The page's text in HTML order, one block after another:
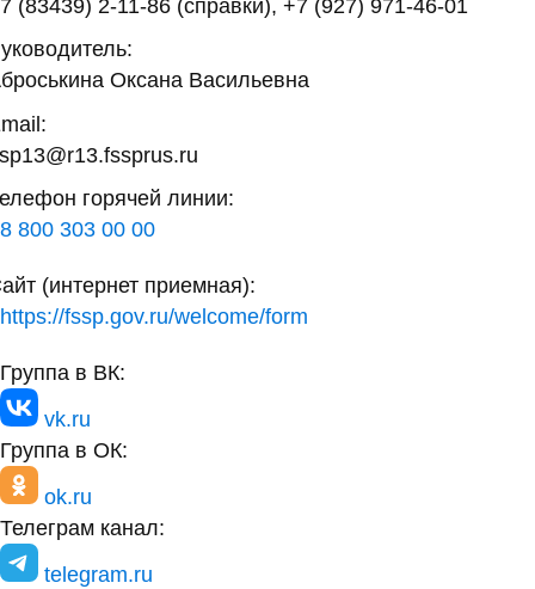
(83439) 2-11-86 (справки), +7 (927) 971-46-01
Оксана Васильевна
горячей линии:
8 800 303 00 00
(интернет приемная):
https://fssp.gov.ru/welcome/form
Группа в ВК:
vk.ru
Группа в ОК:
ok.ru
Телеграм канал:
telegram.ru